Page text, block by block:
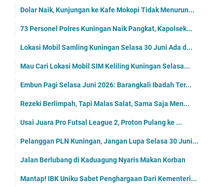
Dolar Naik, Kunjungan ke Kafe Mokopi Tidak Menurun...
73 Personel Polres Kuningan Naik Pangkat, Kapolsek...
Lokasi Mobil Samling Kuningan Selasa 30 Juni Ada d...
Mau Cari Lokasi Mobil SIM Keliling Kuningan Selasa...
Embun Pagi Selasa Juni 2026: Barangkali Ibadah Ter...
Rezeki Berlimpah, Tapi Malas Salat, Sama Saja Men...
Usai Juara Pro Futsal League 2, Proton Pulang ke ...
Pelanggan PLN Kuningan, Jangan Lupa Selasa 30 Juni...
Jalan Berlubang di Kaduagung Nyaris Makan Korban
Mantap! IBK Uniku Sabet Penghargaan Dari Kementeri...